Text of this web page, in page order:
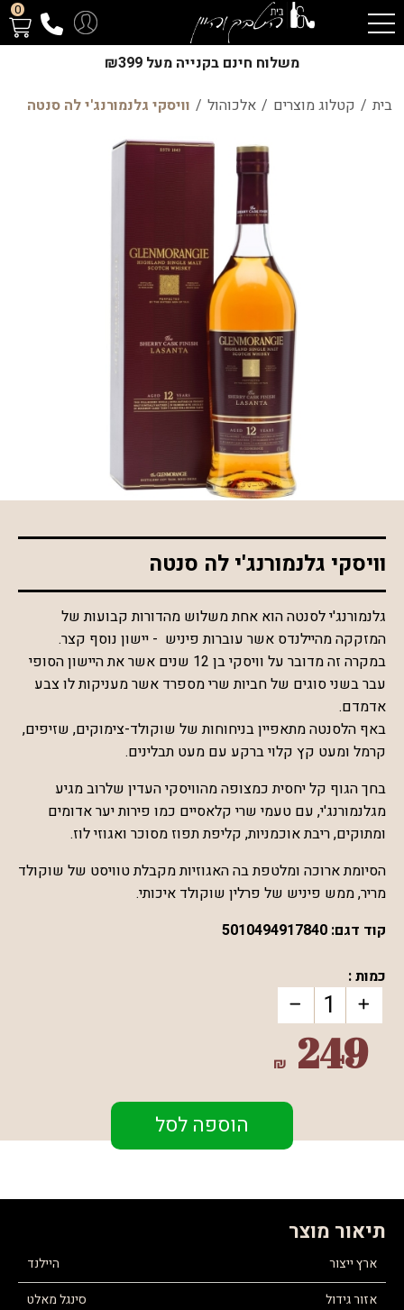
0
משלוח חינם בקנייה מעל ₪399
בית / קטלוג מוצרים / אלכוהול / וויסקי גלנמורנג'י לה סנטה
וויסקי גלנמורנג'י לה סנטה
גלנמורנג'י לסנטה הוא אחת משלוש מהדורות קבועות של
המזקקה מהיילנדס אשר עוברות פיניש - יישון נוסף קצר.
במקרה זה מדובר על וויסקי בן 12 שנים אשר את היישון הסופי
עבר בשני סוגים של חביות שרי מספרד אשר מעניקות לו צבע
אדמדם.
באף הלסנטה מתאפיין בניחוחות של שוקולד-צימוקים, שזיפים,
קרמל ומעט קץ קלוי ברקע עם מעט תבלינים.
בחך הגוף קל יחסית כמצופה מהוויסקי העדין שלרוב מגיע
מגלנמורנג'י, עם טעמי שרי קלאסיים כמו פירות יער אדומים
ומתוקים, ריבת אוכמניות, קליפת תפוז מסוכר ואגוזי לוז.
הסיומת ארוכה ומלטפת בה האגוזיות מקבלת טוויסט של שוקולד
מריר, ממש פיניש של פרלין שוקולד איכותי.
קוד דגם: 5010494917840
כמות :
249
₪
הוספה לסל
תיאור מוצר
ארץ ייצור
היילנד
אזור גידול
סינגל מאלט